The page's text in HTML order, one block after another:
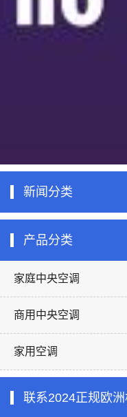
新闻分类
产品分类
家庭中央空调
商用中央空调
家用空调
联系2024正规欧